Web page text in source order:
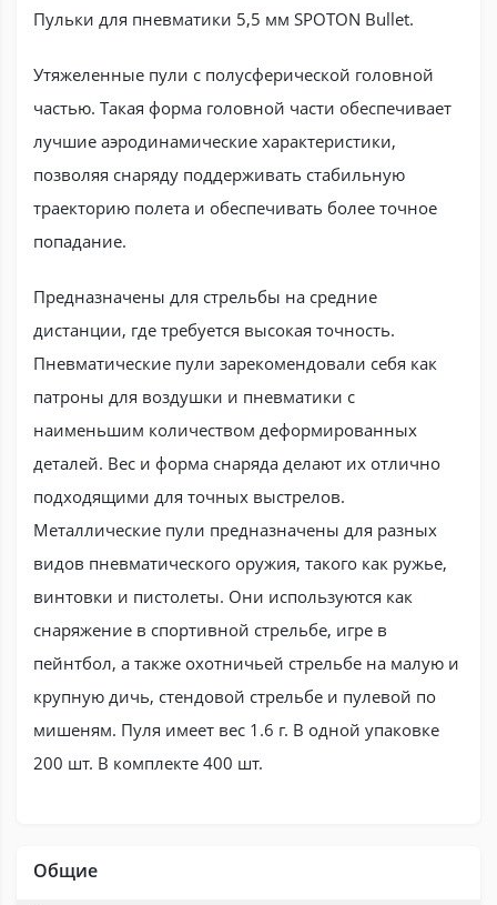
Пульки для пневматики 5,5 мм SPOTON Bullet.
Утяжеленные пули с полусферической головной
частью. Такая форма головной части обеспечивает
лучшие аэродинамические характеристики,
позволяя снаряду поддерживать стабильную
траекторию полета и обеспечивать более точное
попадание.
Предназначены для стрельбы на средние
дистанции, где требуется высокая точность.
Пневматические пули зарекомендовали себя как
патроны для воздушки и пневматики с
наименьшим количеством деформированных
деталей. Вес и форма снаряда делают их отлично
подходящими для точных выстрелов.
Металлические пули предназначены для разных
видов пневматического оружия, такого как ружье,
винтовки и пистолеты. Они используются как
снаряжение в спортивной стрельбе, игре в
пейнтбол, а также охотничьей стрельбе на малую и
крупную дичь, стендовой стрельбе и пулевой по
мишеням. Пуля имеет вес 1.6 г. В одной упаковке
200 шт. В комплекте 400 шт.
Общие